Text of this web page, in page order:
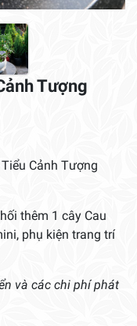
Tượng
Cảnh Tượng
thêm 1 cây Cau
phụ kiện trang trí
và các chi phí phát